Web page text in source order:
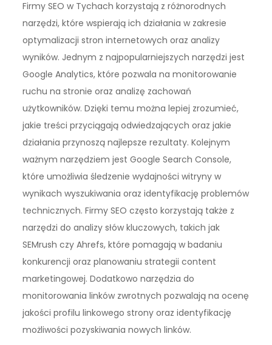
Firmy SEO w Tychach korzystają z różnorodnych
narzędzi, które wspierają ich działania w zakresie
optymalizacji stron internetowych oraz analizy
wyników. Jednym z najpopularniejszych narzędzi jest
Google Analytics, które pozwala na monitorowanie
ruchu na stronie oraz analizę zachowań
użytkowników. Dzięki temu można lepiej zrozumieć,
jakie treści przyciągają odwiedzających oraz jakie
działania przynoszą najlepsze rezultaty. Kolejnym
ważnym narzędziem jest Google Search Console,
które umożliwia śledzenie wydajności witryny w
wynikach wyszukiwania oraz identyfikację problemów
technicznych. Firmy SEO często korzystają także z
narzędzi do analizy słów kluczowych, takich jak
SEMrush czy Ahrefs, które pomagają w badaniu
konkurencji oraz planowaniu strategii content
marketingowej. Dodatkowo narzędzia do
monitorowania linków zwrotnych pozwalają na ocenę
jakości profilu linkowego strony oraz identyfikację
możliwości pozyskiwania nowych linków.